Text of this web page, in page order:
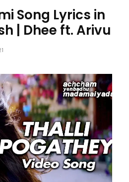
Song Lyrics in
| Dhee ft. Arivu